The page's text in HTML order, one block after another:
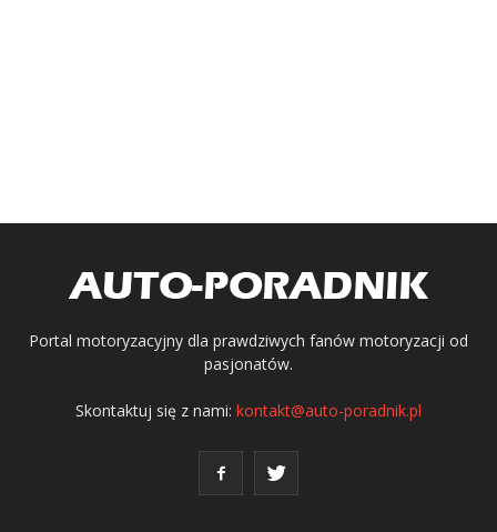
Portal motoryzacyjny dla prawdziwych fanów motoryzacji od
pasjonatów.
Skontaktuj się z nami: kontakt@auto-poradnik.pl